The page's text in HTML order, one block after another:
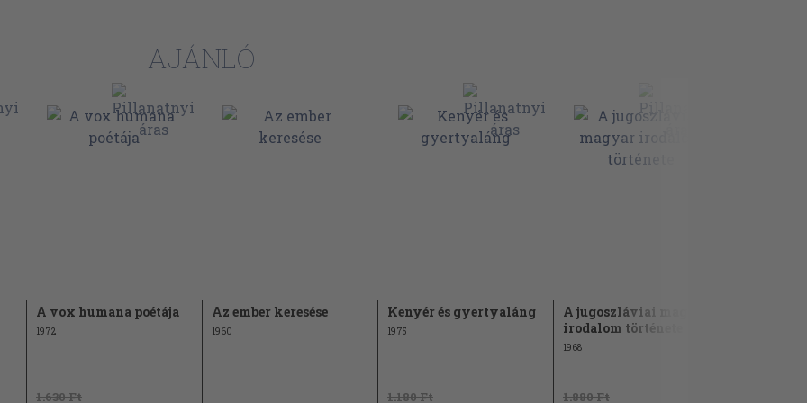
33
36
Mammut
47
AJÁNLÓ
A vox humana poétája
1972
1.630 Ft
Az ember keresése
1960
Kenyér és gyertyaláng
1975
1.180 Ft
A jugoszláviai magyar
irodalom története
1968
1.880 Ft